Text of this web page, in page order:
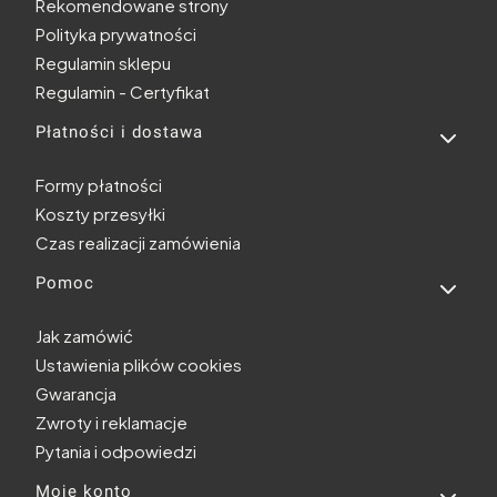
Rekomendowane strony
Polityka prywatności
Regulamin sklepu
Regulamin - Certyfikat
Płatności i dostawa
Formy płatności
Koszty przesyłki
Czas realizacji zamówienia
Pomoc
Jak zamówić
Ustawienia plików cookies
Gwarancja
Zwroty i reklamacje
Pytania i odpowiedzi
Moje konto